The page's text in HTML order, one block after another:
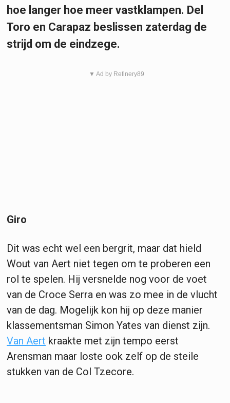
hoe langer hoe meer vastklampen. Del
Toro en Carapaz beslissen zaterdag de
strijd om de eindzege.
▼ Ad by Refinery89
Giro
Dit was echt wel een bergrit, maar dat hield
Wout van Aert niet tegen om te proberen een
rol te spelen. Hij versnelde nog voor de voet
van de Croce Serra en was zo mee in de vlucht
van de dag. Mogelijk kon hij op deze manier
klassementsman Simon Yates van dienst zijn.
Van Aert kraakte met zijn tempo eerst
Arensman maar loste ook zelf op de steile
stukken van de Col Tzecore.